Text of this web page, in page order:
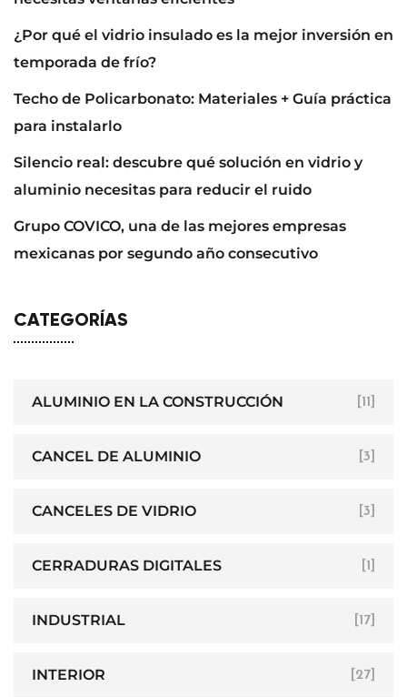
¿Por qué el vidrio insulado es la mejor inversión en
temporada de frío?
Techo de Policarbonato: Materiales + Guía práctica
para instalarlo
Silencio real: descubre qué solución en vidrio y
aluminio necesitas para reducir el ruido
Grupo COVICO, una de las mejores empresas
mexicanas por segundo año consecutivo
CATEGORÍAS
ALUMINIO EN LA CONSTRUCCIÓN [11]
CANCEL DE ALUMINIO [3]
CANCELES DE VIDRIO [3]
CERRADURAS DIGITALES [1]
INDUSTRIAL [17]
INTERIOR [27]